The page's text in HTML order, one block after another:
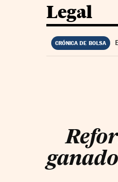
Legal
CRÓNICA DE BOLSA